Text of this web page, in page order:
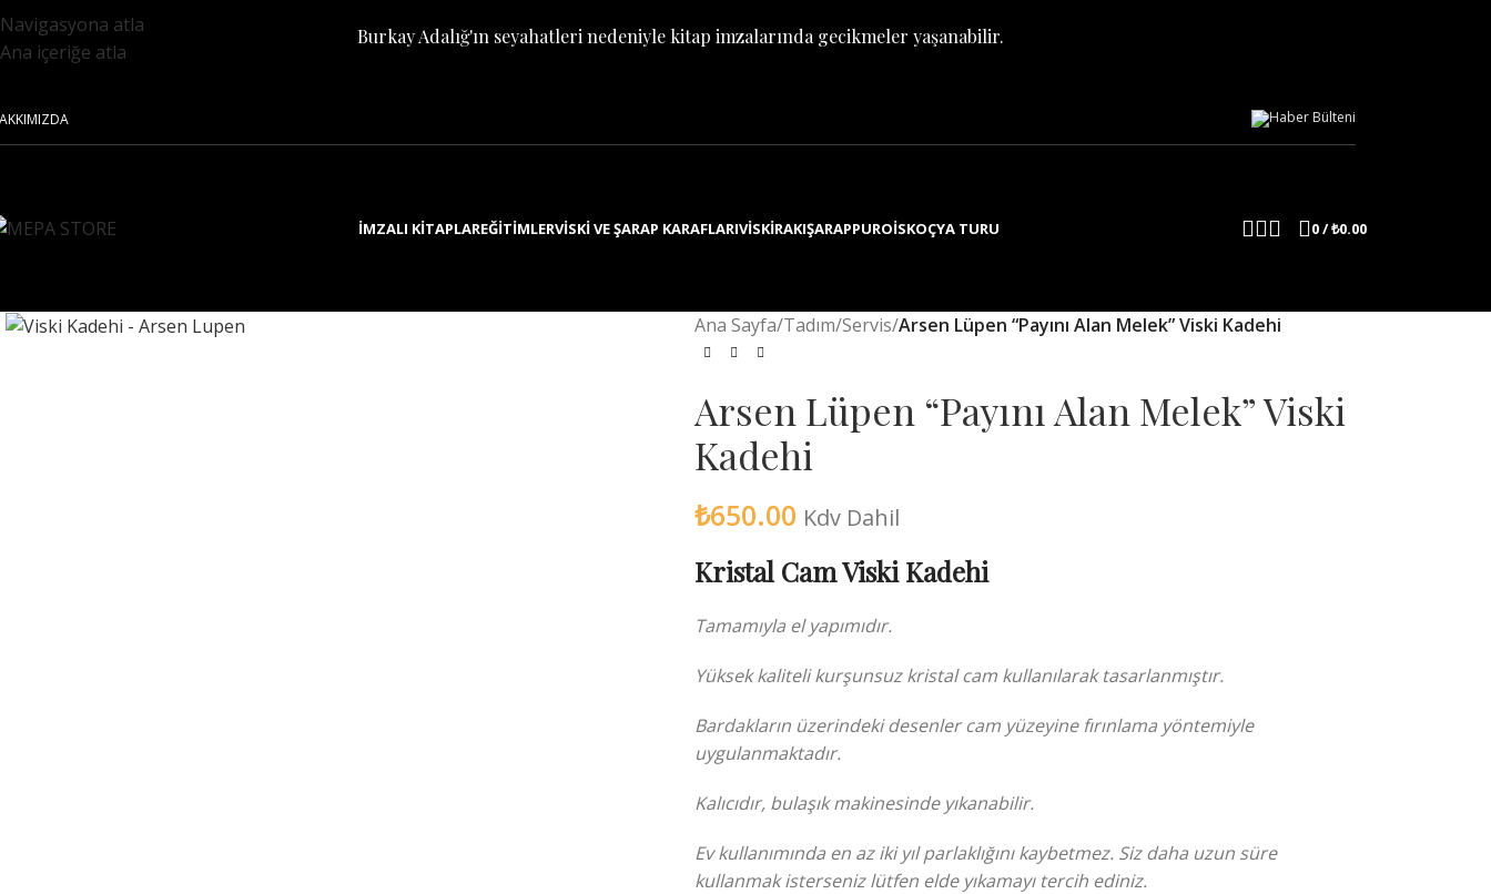
Navigasyona atla
Ana içeriğe atla
Burkay Adalığ'ın seyahatleri nedeniyle kitap imzalarında gecikmeler yaşanabilir.
İMZALI KITAPLAREĞITIMLERVISKI VE ŞARAP KARAFLARIVISKIRAKIŞARAPPUROİSKOÇYA TURU 0/₺0.00
Ana Sayfa/Tadım/Servis/Arsen Lüpen “Payını Alan Melek” Viski Kadehi
Arsen Lüpen “Payını Alan Melek” Viski
Kadehi
₺650.00 Kdv Dahil
Kristal Cam Viski Kadehi
Tamamıyla el yapımıdır.
Yüksek kaliteli kurşunsuz kristal cam kullanılarak tasarlanmıştır.
Bardakların üzerindeki desenler cam yüzeyine fırınlama yöntemiyle
uygulanmaktadır.
Kalıcıdır, bulaşık makinesinde yıkanabilir.
Ev kullanımında en az iki yıl parlaklığını kaybetmez. Siz daha uzun süre
kullanmak isterseniz lütfen elde yıkamayı tercih ediniz.